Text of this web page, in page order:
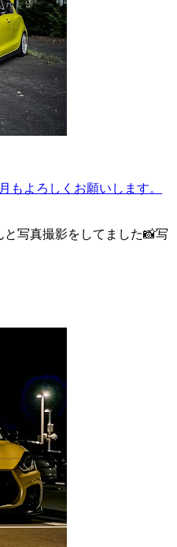
もよろしくお願いします。
写真撮影をしてました📸写